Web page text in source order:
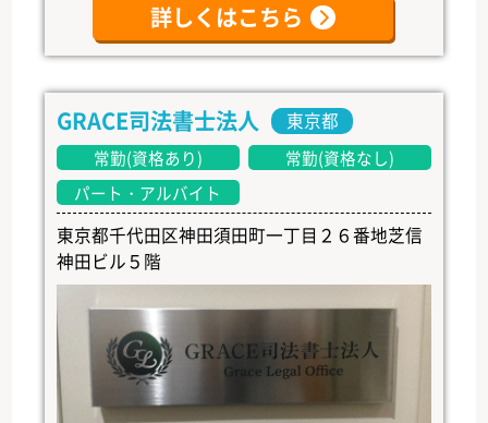
詳しくはこちら
GRACE司法書士法人 東京都
常勤(資格あり)
常勤(資格なし)
パート・アルバイト
東京都千代田区神田須田町一丁目２６番地芝信
神田ビル５階